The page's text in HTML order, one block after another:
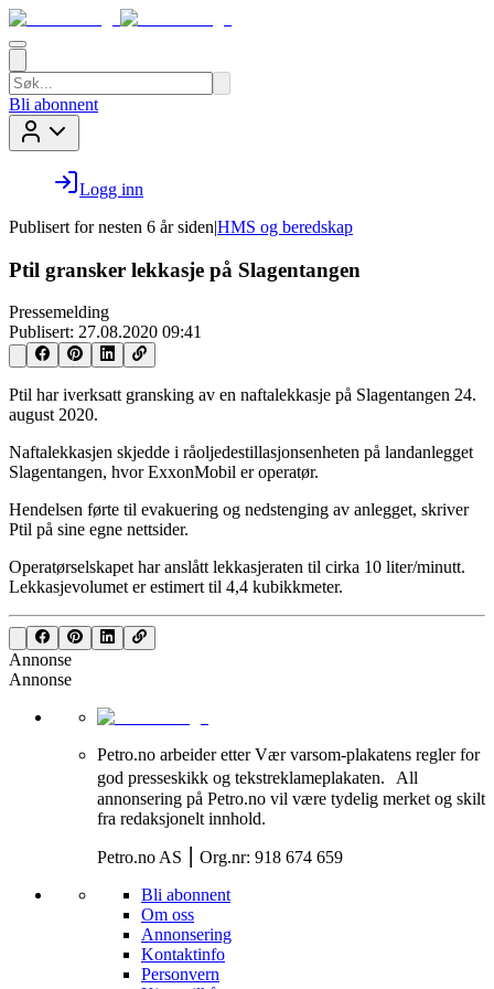
Bli abonnent
Logg inn
Publisert for nesten 6 år siden|HMS og beredskap
Ptil gransker lekkasje på Slagentangen
Pressemelding
Publisert: 27.08.2020 09:41
Ptil har iverksatt gransking av en naftalekkasje på Slagentangen 24.
august 2020.
Naftalekkasjen skjedde i råoljedestillasjonsenheten på landanlegget
Slagentangen, hvor ExxonMobil er operatør.
Hendelsen førte til evakuering og nedstenging av anlegget, skriver
Ptil på sine egne nettsider.
Operatørselskapet har anslått lekkasjeraten til cirka 10 liter/minutt.
Lekkasjevolumet er estimert til 4,4 kubikkmeter.
Annonse
Annonse
Petro.no arbeider etter Vær varsom-plakatens regler for
god presseskikk og tekstreklameplakaten. All
annonsering på Petro.no vil være tydelig merket og skilt
fra redaksjonelt innhold.
Petro.no AS ⎮ Org.nr: 918 674 659
Bli abonnent
Om oss
Annonsering
Kontaktinfo
Personvern